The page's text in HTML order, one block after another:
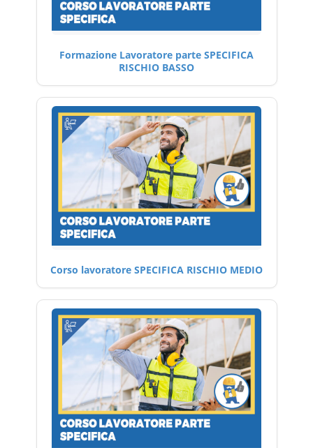
Formazione Lavoratore parte SPECIFICA
RISCHIO BASSO
Corso lavoratore SPECIFICA RISCHIO MEDIO